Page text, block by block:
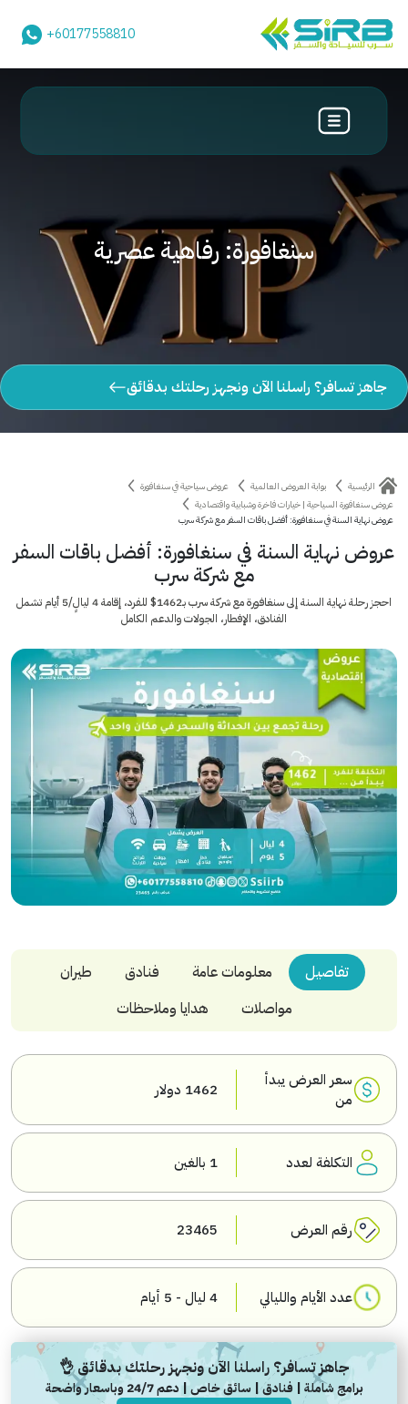
+60177558810
سنغافورة: رفاهية عصرية
جاهز تسافر؟ راسلنا الآن ونجهز رحلتك بدقائق
الرئيسية بوابة العروض العالمية
عروض سياحية في سنغافورة
عروض سنغافورة السياحية | خيارات فاخرة وشبابية واقتصادية
عروض نهاية السنة في سنغافورة: أفضل باقات السفر مع شركة سرب
عروض نهاية السنة في سنغافورة: أفضل باقات السفر
مع شركة سرب
احجز رحلة نهاية السنة إلى سنغافورة مع شركة سرب بـ1462$ للفرد، إقامة 4 ليالٍ/5 أيام تشمل
الفنادق، الإفطار، الجولات والدعم الكامل
تفاصيل معلومات عامة فنادق
طيران
مواصلات
هدايا وملاحظات
سعر العرض يبدأ
من
1462 دولار
التكلفة لعدد 1 بالغين
رقم العرض 23465
عدد الأيام والليالي 4 ليال - 5 أيام
جاهز تسافر؟ راسلنا الآن ونجهز رحلتك بدقائق 👌
برامج شاملة | فنادق | سائق خاص | دعم 24/7 وباسعار واضحة